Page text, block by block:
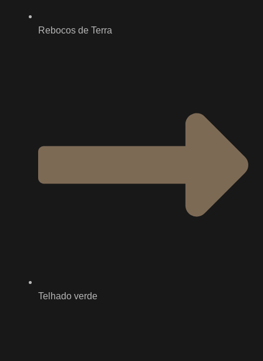
Rebocos de Terra
Telhado verde